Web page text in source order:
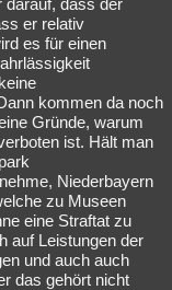
Geschlossen
darauf, dass der
er relativ
es für einen
kommen da noch
Gründe, warum
ist. Hält man
Niederbayern
zu Museen
eine Straftat zu
auf Leistungen der
und auch auch
das gehört nicht